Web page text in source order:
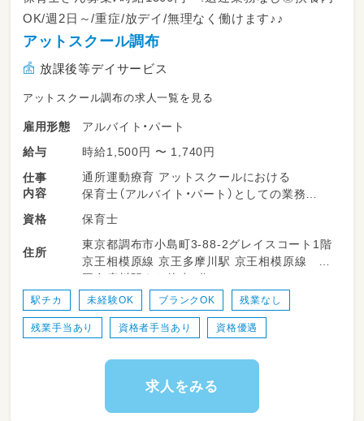
OK/週2日～/重症/放デイ/無理なく働けます♪♪
アットスクール調布
放課後等デイサービス
アットスクール調布の求人一覧を見る
雇用形態
アルバイト・パート
給与
時給1,500円 〜 1,740円
仕事
内容
通所運動療育 アットスクールにおける
保育士（アルバイト・パート）としての業務
【業務内容】
放課後等デイサービスにおける指導員
重症心身障がい児デイサービスになります
・集団生活の適応訓練
・余暇活動の支援
・5人前後の児童の保育、支援
・送迎業務 など
資格 保育士
住所
東京都調布市小島町3-88-2グレイスコート1階
京王相模原線 京王多摩川駅 京王相模原線 京
王多摩川駅より徒歩8分
駅チカ 未経験OK ブランクOK 残業なし
残業手当あり 資格者手当あり 資格優遇
求人をみる